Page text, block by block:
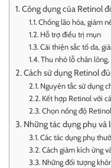
Công dụng của Retinol
Chống lão hóa, giảm
Hỗ trợ điều trị mụn
Cải thiện sắc tố da,
Thu nhỏ lỗ chân
Cách sử dụng Retinol
Nguyên tắc sử dụng
Kết hợp Retinol với
Chọn nồng độ
Những tác dụng phụ và
Các tác dụng phụ
Cách giảm kích ứng
Những đối tượng